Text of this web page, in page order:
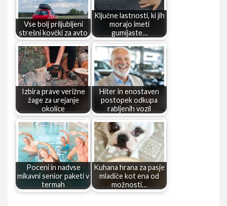
Vse bolj priljubljeni
strešni kovčki za avto
Ključne lastnosti, ki jih
morajo imeti
gumijaste…
Izbira prave verižne
žage za urejanje
okolice
Hiter in enostaven
postopek odkupa
rabljenih vozil
Poceni in nadvse
mikavni senior paketi v
termah
Kuhana hrana za pasje
mladiče kot ena od
možnosti…